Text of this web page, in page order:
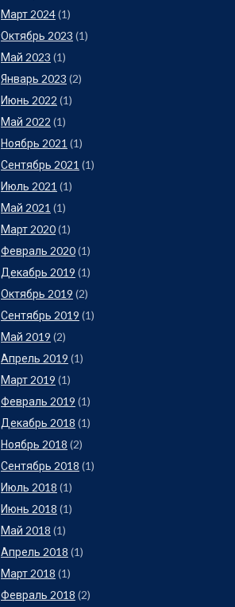
Март 2024(1)
Октябрь 2023 (1)
Май 2023 (1)
Январь 2023 (2)
Июнь 2022 (1)
Май 2022 (1)
Ноябрь 2021 (1)
Сентябрь 2021 (1)
Июль 2021 (1)
Май 2021 (1)
Март 2020(1)
Февраль 2020(1)
Декабрь 2019 (1)
Октябрь 2019 (2)
Сентябрь 2019 (1)
Май 2019 (2)
Апрель 2019 (1)
Март 2019 (1)
Февраль 2019 (1)
Декабрь 2018 (1)
Ноябрь 2018 (2)
Сентябрь 2018 (1)
Июль 2018 (1)
Июнь 2018 (1)
Май 2018 (1)
Апрель 2018 (1)
Март 2018 (1)
Февраль 2018 (2)